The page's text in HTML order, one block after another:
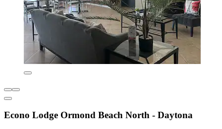
Econo Lodge Ormond Beach North - Daytona